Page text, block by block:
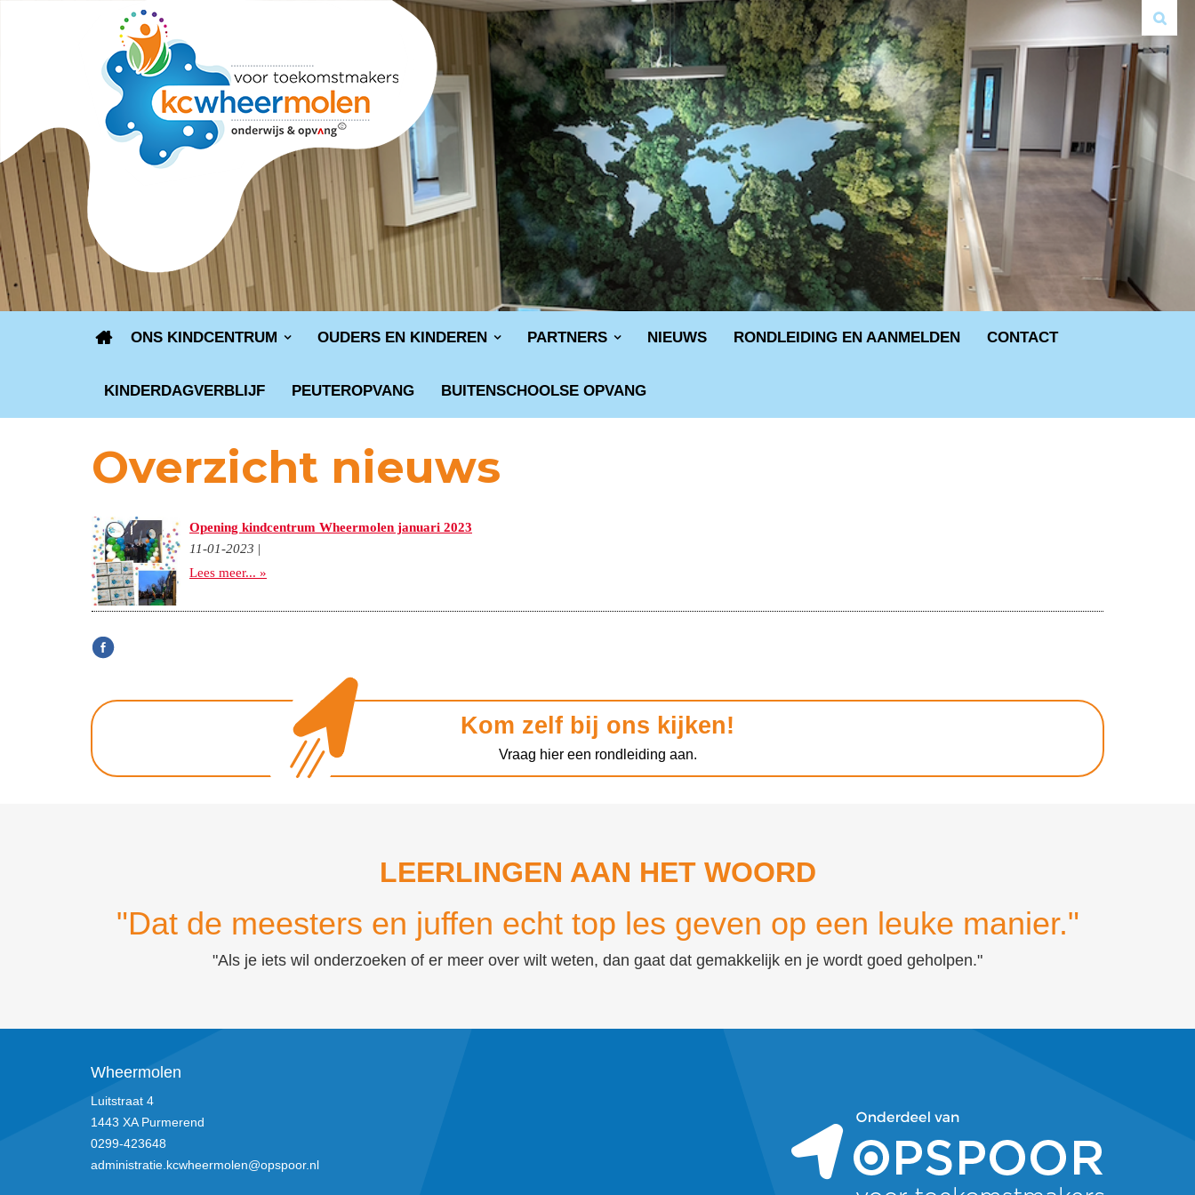
ONS KINDCENTRUM OUDERS EN KINDEREN PARTNERS NIEUWS RONDLEIDING EN AANMELDEN CONTACT
KINDERDAGVERBLIJF PEUTEROPVANG BUITENSCHOOLSE OPVANG
Overzicht nieuws
Opening kindcentrum Wheermolen januari 2023
11-01-2023 |
Lees meer... »
Kom zelf bij ons kijken!
Vraag hier een rondleiding aan.
LEERLINGEN AAN HET WOORD
"Dat de meesters en juffen echt top les geven op een leuke manier."
"Als je iets wil onderzoeken of er meer over wilt weten, dan gaat dat gemakkelijk en je wordt goed geholpen."
Wheermolen
Luitstraat 4
1443 XA Purmerend
0299-423648
administratie.kcwheermolen@opspoor.nl